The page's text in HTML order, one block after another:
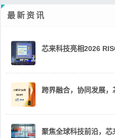
最新资讯
芯来科技亮相2026
跨界融合，协同发展
聚焦全球科技前沿，